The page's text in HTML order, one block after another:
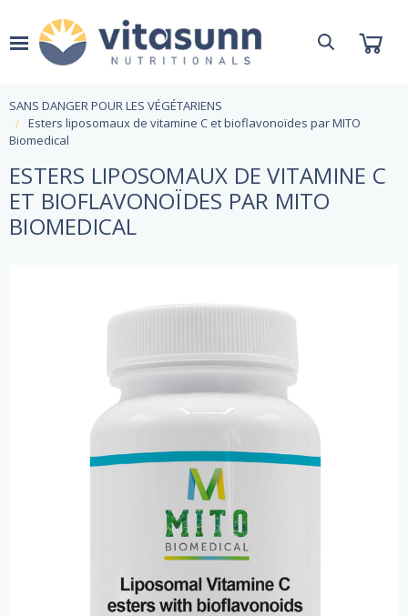
SANS DANGER POUR LES VÉGÉTARIENS
Esters liposomaux de vitamine C et bioflavonoïdes par MITO
Biomedical
ESTERS LIPOSOMAUX DE VITAMINE C
ET BIOFLAVONOÏDES PAR MITO
BIOMEDICAL